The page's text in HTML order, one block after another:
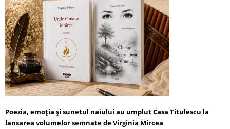
Poezia, emoția și sunetul naiului au umplut Casa Titulescu la
lansarea volumelor semnate de Virginia Mircea